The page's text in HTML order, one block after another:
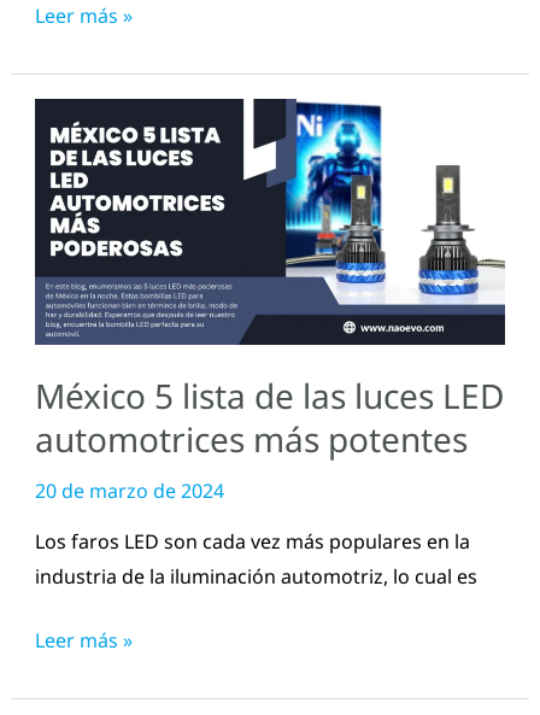
Leer más »
México 5 lista de las luces LED
automotrices más potentes
20 de marzo de 2024
Los faros LED son cada vez más populares en la
industria de la iluminación automotriz, lo cual es
México
lista
de
las
luces
LED
más
potentes
Leer más »